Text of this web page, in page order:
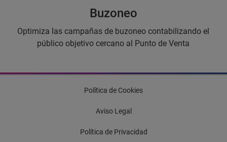
Buzoneo
Optimiza las campañas de buzoneo contabilizando el
público objetivo cercano al Punto de Venta
Política de Cookies
Aviso Legal
Política de Privacidad